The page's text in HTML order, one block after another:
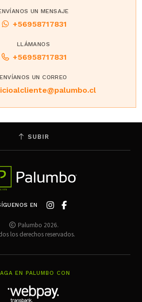
UN MENSAJE
+56958717831
LLÁMANOS
+56958717831
ENVÍANOS UN CORREO
SUBIR
EN
Palumbo 2026.
los derechos reservados.
EN PALUMBO CON